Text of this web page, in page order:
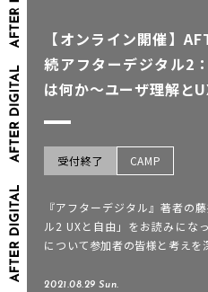
【オンライン開催】
続アフターデジタル2
は何か～ユーザ理解と
受付終了 CAMP
『アフターデジタル』著者の
ル2 UXと自由」をお読みにな
について参加者の皆様と考えを
2021.08.29 Sun.